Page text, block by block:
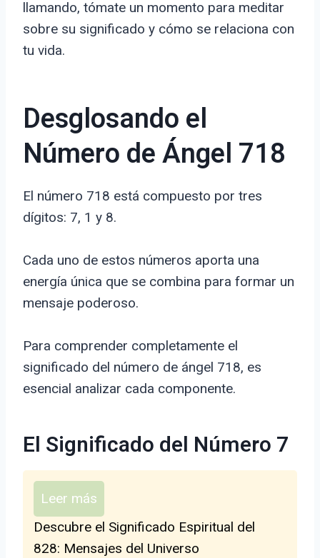
llamando, tómate un momento para meditar
sobre su significado y cómo se relaciona con
tu vida.
Desglosando el
Número de Ángel 718
El número 718 está compuesto por tres
dígitos: 7, 1 y 8.
Cada uno de estos números aporta una
energía única que se combina para formar un
mensaje poderoso.
Para comprender completamente el
significado del número de ángel 718, es
esencial analizar cada componente.
El Significado del Número 7
Leer más
Descubre el Significado Espiritual del
828: Mensajes del Universo